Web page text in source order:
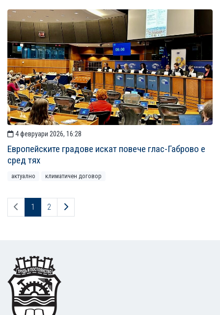
4 февруари 2026, 16:28
Европейските градове искат повече глас-Габрово е
сред тях
актуално климатичен договор
Предходна страница
1 2 Следваща страница
Footer